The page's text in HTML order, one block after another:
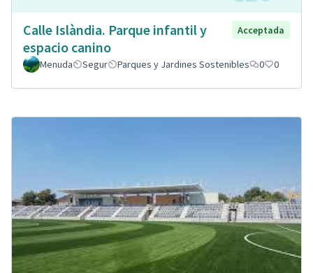
Calle Islàndia. Parque infantil y
espacio canino
Acceptada
Menuda Segur Parques y Jardines Sostenibles 0 0